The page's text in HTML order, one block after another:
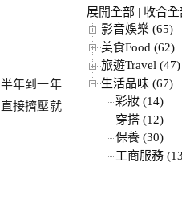
年到一年
接擠壓就
展開全部 | 收合全
影音娛樂 (65)
美食Food (62)
旅遊Travel (47)
生活品味 (67)
彩妝 (14)
穿搭 (12)
保養 (30)
工商服務